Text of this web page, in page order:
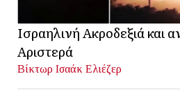
Ισραηλινή Ακροδεξιά και
Αριστερά
Βίκτωρ Ισαάκ Ελιέζερ